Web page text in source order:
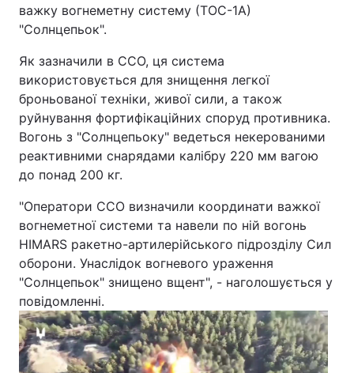
важку вогнеметну систему (ТОС-1А)
"Солнцепьок".
Як зазначили в ССО, ця система
використовується для знищення легкої
броньованої техніки, живої сили, а також
руйнування фортифікаційних споруд противника.
Вогонь з "Солнцепьоку" ведеться некерованими
реактивними снарядами калібру 220 мм вагою
до понад 200 кг.
"Оператори ССО визначили координати важкої
вогнеметної системи та навели по ній вогонь
HIMАRS ракетно-артилерійського підрозділу Сил
оборони. Унаслідок вогневого ураження
"Солнцепьок" знищено вщент", - наголошується у
повідомленні.